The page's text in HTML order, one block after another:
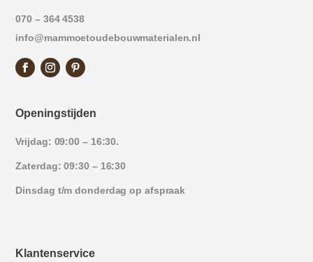
070 – 364 4538
info@mammoetoudebouwmaterialen.nl
Openingstijden
Vrijdag: 09:00 – 16:30.
Zaterdag: 09:30 – 16:30
Dinsdag t/m donderdag op afspraak
Klantenservice